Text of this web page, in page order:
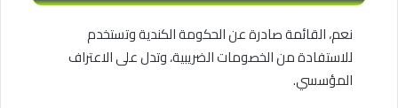
نعم، القائمة صادرة عن الحكومة الكندية وتستخدم
للاستفادة من الخصومات الضريبية، وتدل على الاعتراف
المؤسسي.